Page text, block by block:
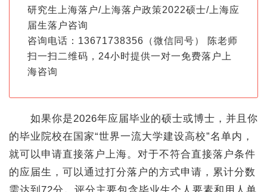
研究生上海落户/上海落户政策2022硕士/上海应
届生落户咨询
咨询电话：13671738356（微信同号） 陈老师
扫一扫二维码，24小时提供一对一免费落户上
海咨询
如果你是2026年应届毕业的硕士或博士，并且你
的毕业院校在国家“世界一流大学建设高校”名单内，
就可以申请直接落户上海。对于不符合直接落户条件
的应届生，可以通过打分落户的方式申请，累计分数